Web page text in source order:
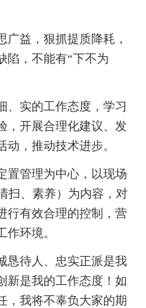
广益，狠抓提质降耗，
陷，不能有“下不为
、实的工作态度，学习
，开展合理化建议、发
，推动技术进步。
置管理为中心，以现场
扫、素养）为内容，对
行有效合理的控制，营
环境。
恳待人、忠实正派是我
新是我的工作态度！如
，我将不辜负大家的期